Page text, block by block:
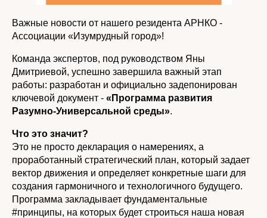
Важные новости от нашего резидента АРНКО -
Ассоциации «Изумрудный город»!
Команда экспертов, под руководством Яны
Дмитриевой, успешно завершила важный этап
работы: разработан и официально задепонирован
ключевой документ - «Программа развития
Разумно-Универсальной среды».
Что это значит?
Это не просто декларация о намерениях, а
проработанный стратегический план, который задает
вектор движения и определяет конкретные шаги для
создания гармоничного и технологичного будущего.
Программа закладывает фундаментальные
#принципы, на которых будет строиться наша новая